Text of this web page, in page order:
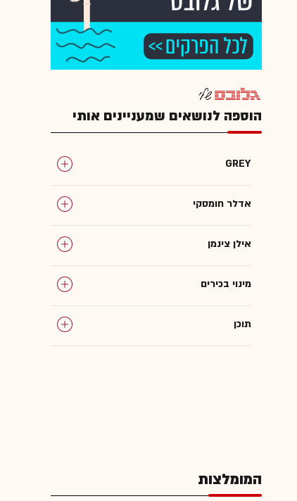
הוספה לנושאים שמעניינים אותי
GREY
אדלר חומסקי
אילן צינמן
מינוי בכירים
תוכן
המומלצות